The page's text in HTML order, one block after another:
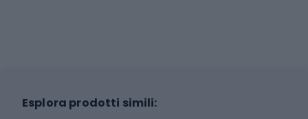
Esplora prodotti simili: